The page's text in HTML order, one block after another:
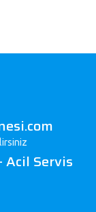
Acil Servis